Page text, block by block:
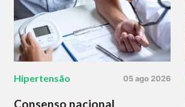
Hipertensão 05 ago 2026
Consenso nacional